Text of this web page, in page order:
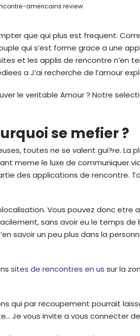
americains review
que qui plus est frequent.
qui s’est forme grace a une
et les applis de rencontre n’en
a J’ai recherche de l’amour
le veritable Amour ? Notre
se mefier ?
toutes ne se valent gui?re. La
meme le luxe de communiquer
des applications de rencontre.
Vous pouvez donc etre
sans avoir eu le temps de
savoir un peu plus dans la
sites de rencontres en us sur la
qui par recoupement pourrait
Je vous invite a vous connecter